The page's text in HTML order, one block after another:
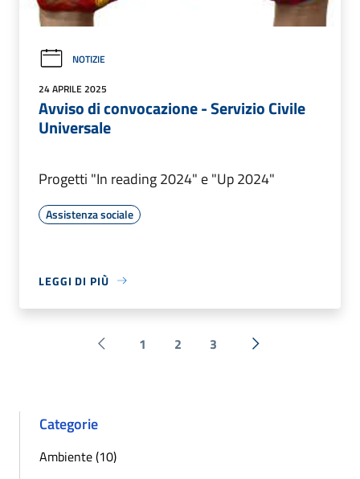
NOTIZIE
24 APRILE 2025
Avviso di convocazione - Servizio Civile
Universale
Progetti "In reading 2024" e "Up 2024"
Assistenza sociale
LEGGI DI PIÙ
Pagina precedente
1 2 3 Successiva »
Categorie
Ambiente (10)